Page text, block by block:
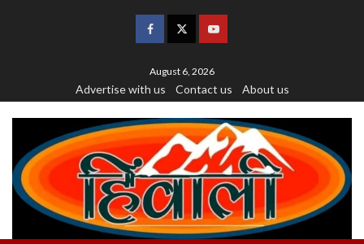
August 6, 2026
Advertise with us Contact us About us